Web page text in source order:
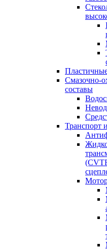
Смазочно-
составы
Транспорт